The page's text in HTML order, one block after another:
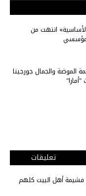
انتهت من
الموضة والجمال جورجينا
تعليقات
فشيمة أهل البيت كلهم